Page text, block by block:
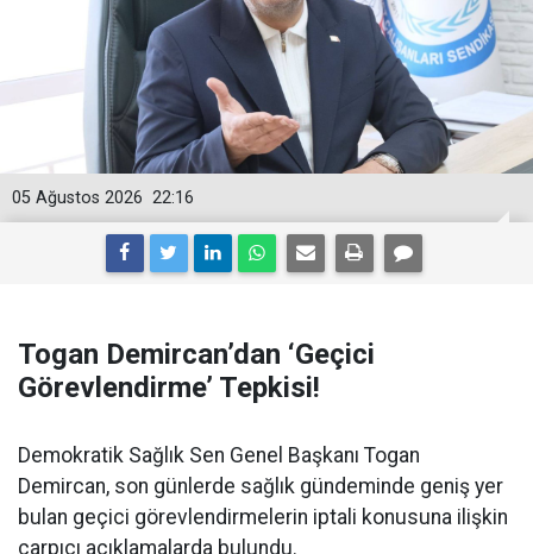
22:16
05 Ağustos 2026
Togan Demircan’dan ‘Geçici
Görevlendirme’ Tepkisi!
Demokratik Sağlık Sen Genel Başkanı Togan
Demircan, son günlerde sağlık gündeminde geniş yer
bulan geçici görevlendirmelerin iptali konusuna ilişkin
çarpıcı açıklamalarda bulundu.